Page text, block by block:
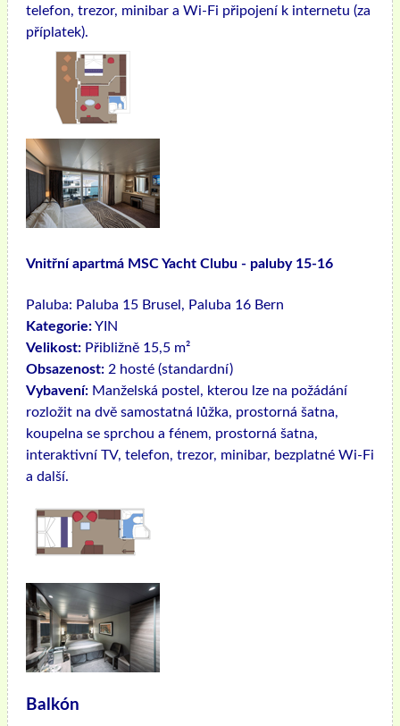
telefon, trezor, minibar a Wi-Fi připojení k internetu (za
příplatek).
Vnitřní apartmá MSC Yacht Clubu - paluby 15-16
Paluba: Paluba 15 Brusel, Paluba 16 Bern
Kategorie:YIN
Velikost: Přibližně 15,5 m²
Obsazenost: 2 hosté (standardní)
Vybavení: Manželská postel, kterou lze na požádání
rozložit na dvě samostatná lůžka, prostorná šatna,
koupelna se sprchou a fénem, ​​prostorná šatna,
interaktivní TV, telefon, trezor, minibar, bezplatné Wi-Fi
a další.
Balkón